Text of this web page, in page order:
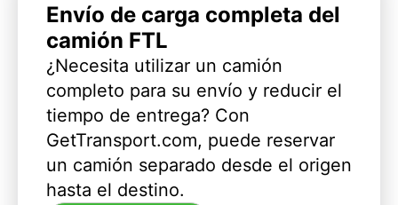
Envío de carga completa del
camión FTL
¿Necesita utilizar un camión
completo para su envío y reducir el
tiempo de entrega? Con
GetTransport.com, puede reservar
un camión separado desde el origen
hasta el destino.